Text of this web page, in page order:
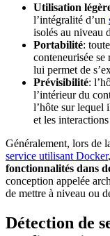
Utilisation
l’intégralité d’un
isolés au niveau
Portabilité:
conteneurisée
lui permet de
Prévisibilité:
l’intérieur du
l’hôte sur lequel
et les
Généralement, lors de
service utilisant Docker
fonctionnalités dans
conception appelée
de mettre à niveau ou
Détection de